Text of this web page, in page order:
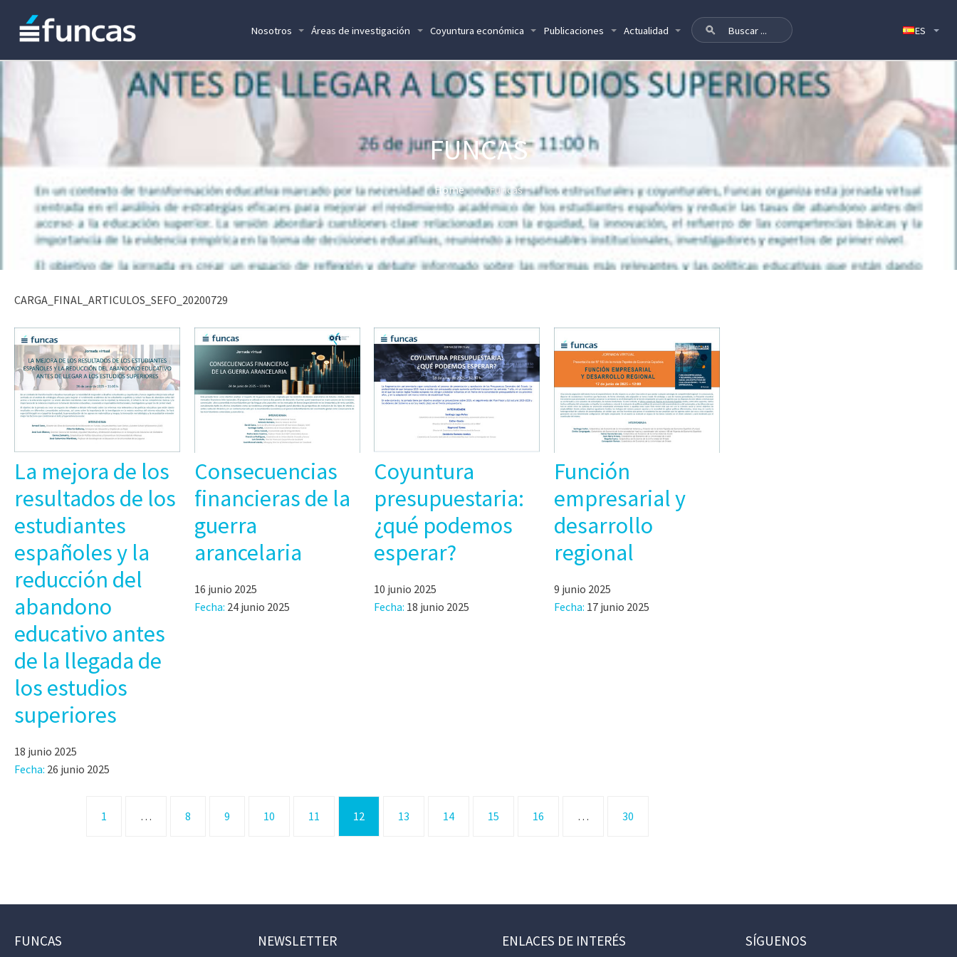
Nosotros Áreas de investigación Coyuntura económica Publicaciones Actualidad
FUNCAS
Home Funcas
CARGA_FINAL_ARTICULOS_SEFO_20200729
La mejora de los
resultados de los
estudiantes
españoles y la
reducción del
abandono
educativo antes
de la llegada de
los estudios
superiores
18 junio 2025
Fecha: 26 junio 2025
Consecuencias
financieras de la
guerra
arancelaria
16 junio 2025
Fecha: 24 junio 2025
Coyuntura
presupuestaria:
¿qué podemos
esperar?
10 junio 2025
Fecha: 18 junio 2025
Función
empresarial y
desarrollo
regional
9 junio 2025
Fecha: 17 junio 2025
1 … 8 9 10 11 12 13 14 15 16 … 30
FUNCAS NEWSLETTER ENLACES DE INTERÉS SÍGUENOS